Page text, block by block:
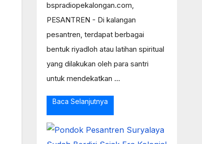
bspradiopekalongan.com,
PESANTREN - Di kalangan
pesantren, terdapat berbagai
bentuk riyadloh atau latihan spiritual
yang dilakukan oleh para santri
untuk mendekatkan ...
Baca Selanjutnya